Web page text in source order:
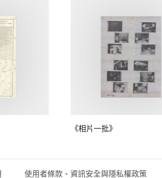
《相片一批》
使用者條款、資訊安全與隱私權政策